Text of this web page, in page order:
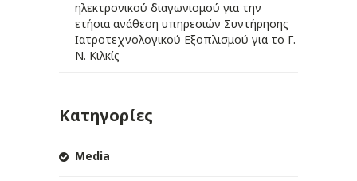
ηλεκτρονικού διαγωνισμού για την
ετήσια ανάθεση υπηρεσιών Συντήρησης
Ιατροτεχνολογικού Εξοπλισμού για το Γ.
Ν. Κιλκίς
Κατηγορίες
Media